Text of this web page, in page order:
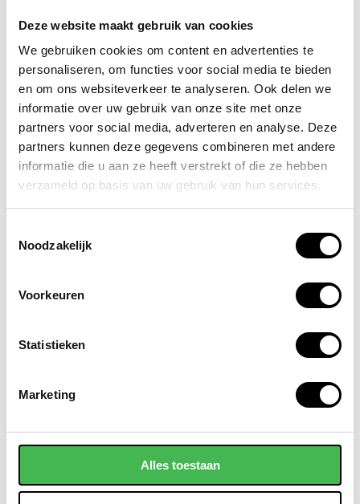
Deze website maakt gebruik van cookies
We gebruiken cookies om content en advertenties te
personaliseren, om functies voor social media te bieden
en om ons websiteverkeer te analyseren. Ook delen we
informatie over uw gebruik van onze site met onze
partners voor social media, adverteren en analyse. Deze
partners kunnen deze gegevens combineren met andere
informatie die u aan ze heeft verstrekt of die ze hebben
verzameld op basis van uw gebruik van hun services.
Noodzakelijk
Voorkeuren
Statistieken
Marketing
Alles toestaan
koffer / trolley /
reiskoffer 75 cm (large)
s'cure
VAN 249,00VOOR 159,00
grote schoudertas /
handtas dames birina
49,95
POPULAIRE EN BEST VERKOCHT
grote schoudertas /
saffiano nora
laptoprugzak /
15.6 inch william